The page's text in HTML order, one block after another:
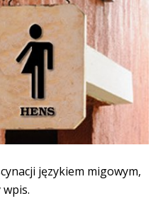
językiem migowym,